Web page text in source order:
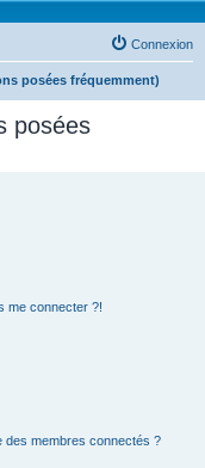
Connexion
posées fréquemment)
posées
me connecter ?!
des membres connectés ?